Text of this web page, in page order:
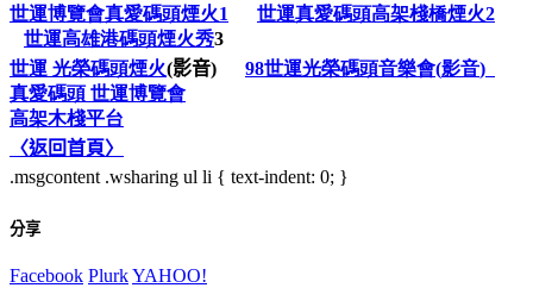
世運博覽會真愛碼頭煙火1 世運真愛碼頭高架棧橋煙火2
世運高雄港碼頭煙火秀3
世運 光榮碼頭煙火(影音) 98世運光榮碼頭音樂會(影音)
真愛碼頭 世運博覽會
高架木棧平台
〈返回首頁〉
.msgcontent .wsharing ul li { text-indent: 0; }
分享
Facebook PlurkYAHOO!